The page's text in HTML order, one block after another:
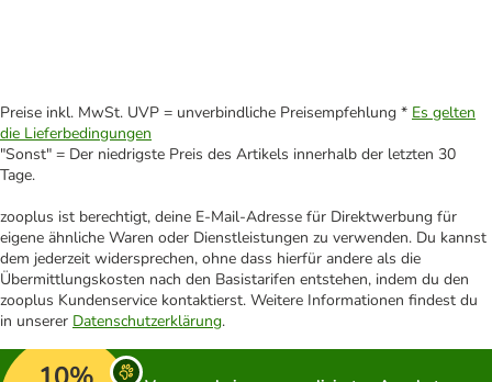
Preise inkl. MwSt. UVP = unverbindliche Preisempfehlung * Es gelten
die Lieferbedingungen
"Sonst" = Der niedrigste Preis des Artikels innerhalb der letzten 30
Tage.
zooplus ist berechtigt, deine E-Mail-Adresse für Direktwerbung für
eigene ähnliche Waren oder Dienstleistungen zu verwenden. Du kannst
dem jederzeit widersprechen, ohne dass hierfür andere als die
Übermittlungskosten nach den Basistarifen entstehen, indem du den
zooplus Kundenservice kontaktierst. Weitere Informationen findest du
in unserer Datenschutzerklärung.